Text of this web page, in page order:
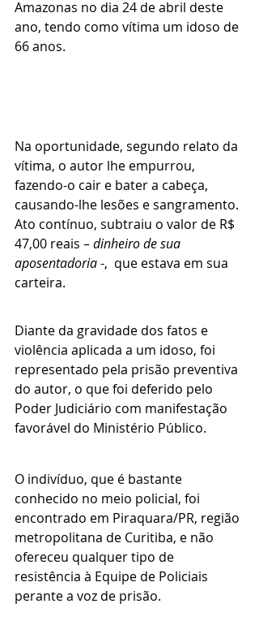
Amazonas no dia 24 de abril deste
ano, tendo como vítima um idoso de
66 anos.
Na oportunidade, segundo relato da
vítima, o autor lhe empurrou,
fazendo-o cair e bater a cabeça,
causando-lhe lesões e sangramento.
Ato contínuo, subtraiu o valor de R$
47,00 reais – dinheiro de sua
aposentadoria -,  que estava em sua
carteira.
Diante da gravidade dos fatos e
violência aplicada a um idoso, foi
representado pela prisão preventiva
do autor, o que foi deferido pelo
Poder Judiciário com manifestação
favorável do Ministério Público.
O indivíduo, que é bastante
conhecido no meio policial, foi
encontrado em Piraquara/PR, região
metropolitana de Curitiba, e não
ofereceu qualquer tipo de
resistência à Equipe de Policiais
perante a voz de prisão.